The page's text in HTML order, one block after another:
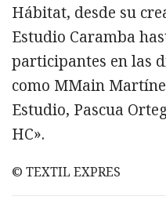
Hábitat, desde su
Estudio Caramba
participantes en las
como MMain
Estudio, Pascua
HC».
© TEXTIL EXPRES